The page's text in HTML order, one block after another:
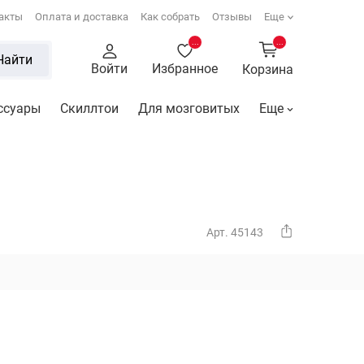
Оплата и доставка Как собрать Отзывы Еще
Войти Избранное Корзина
Скиллтои Для мозговитых Еще
Арт. 45143